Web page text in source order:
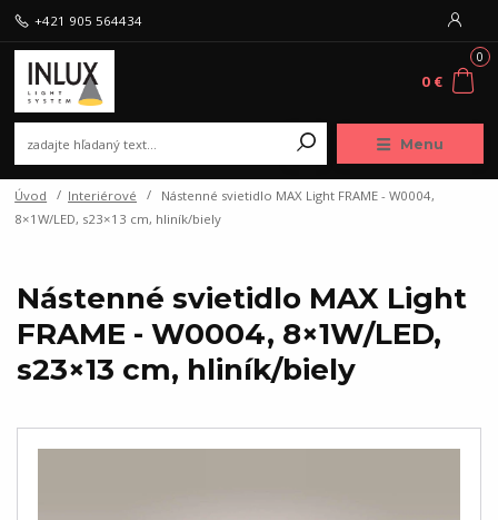
Menu
+421 905 564434
0
0 €
Úvod Interiérové
Nástenné svietidlo MAX Light FRAME - W0004,
8×1W/LED, s23×13 cm, hliník/biely
Nástenné svietidlo MAX Light
FRAME - W0004, 8×1W/LED,
s23×13 cm, hliník/biely